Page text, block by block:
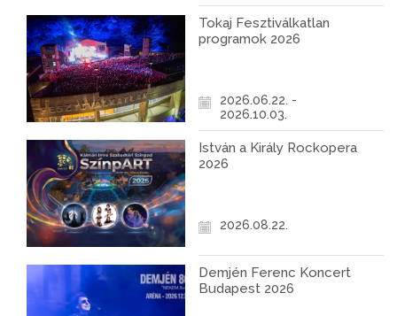
Tokaj Fesztiválkatlan
programok 2026
2026.06.22. -
2026.10.03.
István a Király Rockopera
2026
2026.08.22.
Demjén Ferenc Koncert
Budapest 2026